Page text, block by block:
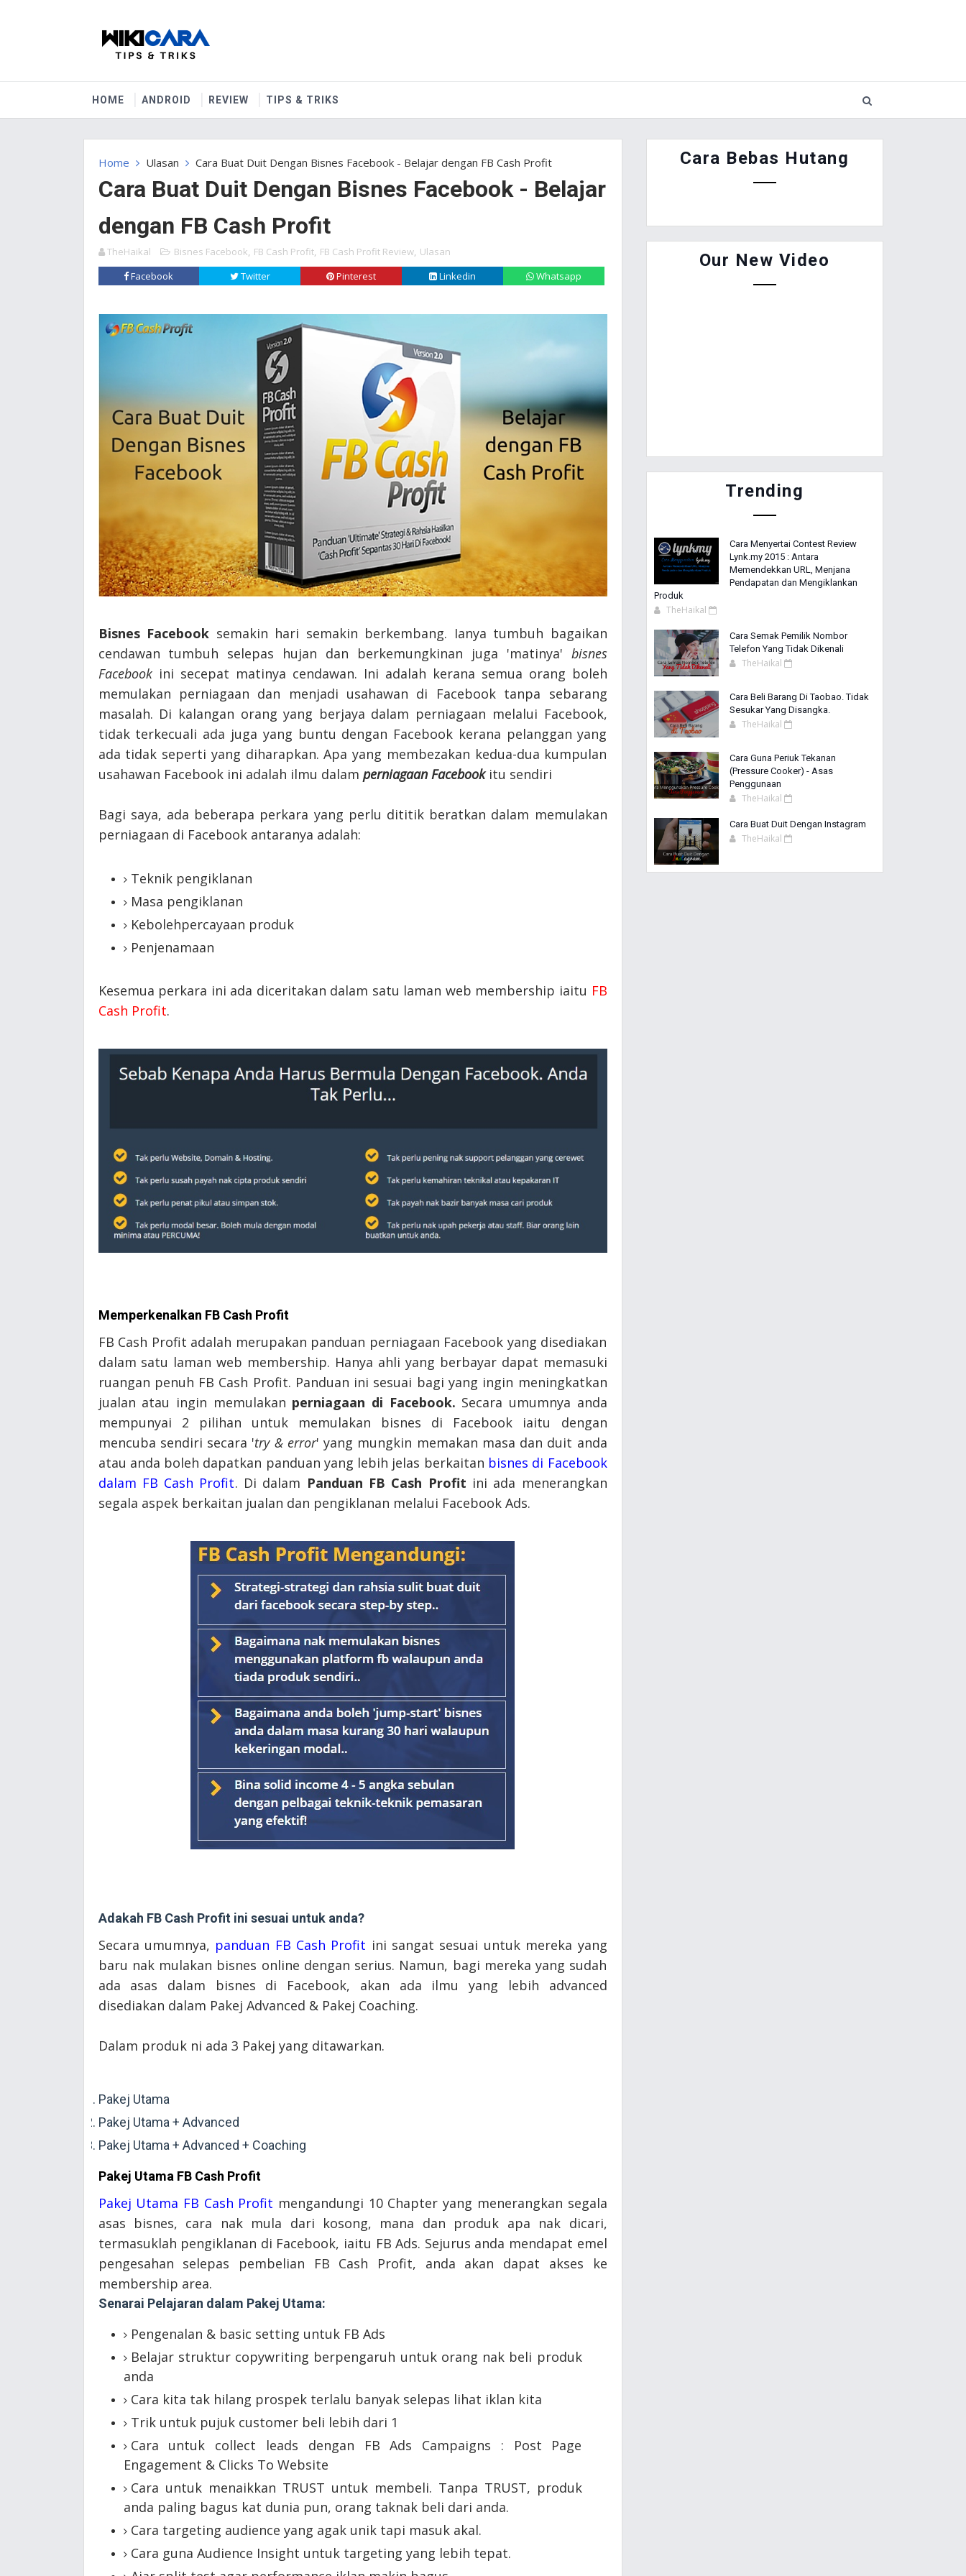
HOME ANDROID REVIEW TIPS & TRIKS
Home Ulasan Cara Buat Duit Dengan Bisnes Facebook - Belajar dengan FB Cash Profit
Cara Buat Duit Dengan Bisnes Facebook - Belajar
dengan FB Cash Profit
TheHaikal Bisnes Facebook, FB Cash Profit, FB Cash Profit Review, Ulasan
Facebook
Twitter Pinterest Linkedin Whatsapp
Bisnes Facebook semakin hari semakin berkembang. Ianya tumbuh bagaikan
cendawan tumbuh selepas hujan dan berkemungkinan juga 'matinya' bisnes
Facebookini secepat matinya cendawan. Ini adalah kerana semua orang boleh
memulakan perniagaan dan menjadi usahawan di Facebook tanpa sebarang
masalah. Di kalangan orang yang berjaya dalam perniagaan melalui Facebook,
tidak terkecuali ada juga yang buntu dengan Facebook kerana pelanggan yang
ada tidak seperti yang diharapkan. Apa yang membezakan kedua-dua kumpulan
usahawan Facebook ini adalah ilmu dalam perniagaan Facebookitu sendiri
Bagi saya, ada beberapa perkara yang perlu dititik beratkan dalam memulakan
perniagaan di Facebook antaranya adalah:
Teknik pengiklanan
Masa pengiklanan
Kebolehpercayaan produk
Penjenamaan
Kesemua perkara ini ada diceritakan dalam satu laman web membership iaitu FB
Cash Profit.
Memperkenalkan FB Cash Profit
FB Cash Profit adalah merupakan panduan perniagaan Facebook yang disediakan
dalam satu laman web membership. Hanya ahli yang berbayar dapat memasuki
ruangan penuh FB Cash Profit. Panduan ini sesuai bagi yang ingin meningkatkan
jualan atau ingin memulakan perniagaan di Facebook. Secara umumnya anda
mempunyai 2 pilihan untuk memulakan bisnes di Facebook iaitu dengan
mencuba sendiri secara 'try & error' yang mungkin memakan masa dan duit anda
atau anda boleh dapatkan panduan yang lebih jelas berkaitan bisnes di Facebook
dalam FB Cash Profit. Di dalam Panduan FB Cash Profit ini ada menerangkan
segala aspek berkaitan jualan dan pengiklanan melalui Facebook Ads.
Adakah FB Cash Profit ini sesuai untuk anda?
Secara umumnya, panduan FB Cash Profit ini sangat sesuai untuk mereka yang
baru nak mulakan bisnes online dengan serius. Namun, bagi mereka yang sudah
ada asas dalam bisnes di Facebook, akan ada ilmu yang lebih advanced
disediakan dalam Pakej Advanced & Pakej Coaching.
Dalam produk ni ada 3 Pakej yang ditawarkan.
Pakej Utama
Pakej Utama + Advanced
Pakej Utama + Advanced + Coaching
Pakej Utama FB Cash Profit
Pakej Utama FB Cash Profit mengandungi 10 Chapter yang menerangkan segala
asas bisnes, cara nak mula dari kosong, mana dan produk apa nak dicari,
termasuklah pengiklanan di Facebook, iaitu FB Ads. Sejurus anda mendapat emel
pengesahan selepas pembelian FB Cash Profit, anda akan dapat akses ke
membership area.
Senarai Pelajaran dalam Pakej Utama:
Pengenalan & basic setting untuk FB Ads
Belajar struktur copywriting berpengaruh untuk orang nak beli produk
anda
Cara kita tak hilang prospek terlalu banyak selepas lihat iklan kita
Trik untuk pujuk customer beli lebih dari 1
Cara untuk collect leads dengan FB Ads Campaigns : Post Page
Engagement & Clicks To Website
Cara untuk menaikkan TRUST untuk membeli. Tanpa TRUST, produk
anda paling bagus kat dunia pun, orang taknak beli dari anda.
Cara targeting audience yang agak unik tapi masuk akal.
Cara guna Audience Insight untuk targeting yang lebih tepat.
Cara Bebas Hutang
Our New Video
Trending
Cara Menyertai Contest Review
Lynk.my 2015 : Antara
Memendekkan URL, Menjana
Pendapatan dan Mengiklankan
Produk
TheHaikal
Cara Semak Pemilik Nombor
Telefon Yang Tidak Dikenali
TheHaikal
Cara Beli Barang Di Taobao. Tidak
Sesukar Yang Disangka.
TheHaikal
Cara Guna Periuk Tekanan
(Pressure Cooker) - Asas
Penggunaan
TheHaikal
Cara Buat Duit Dengan Instagram
TheHaikal